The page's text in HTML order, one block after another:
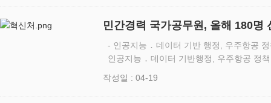
민간경력 국가공무원, 올해 180명
- 인공지능 ․ 데이터 기반 행정, 우주항공
인공지능 ․ 데이터 기반행정, 우주항공 정
인사혁신처…
작성일 : 04-19